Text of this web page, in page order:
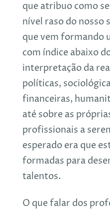
que atribuo como
nível raso do nosso
que vem formando
com índice abaixo
interpretação da
políticas,
financeiras,
até sobre as
profissionais a
esperado era que
formadas para
talentos.
O que falar dos